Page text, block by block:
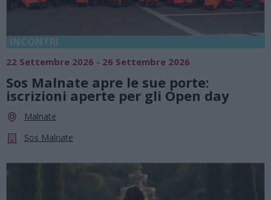
INCONTRI
22 Settembre 2026 - 26 Settembre 2026
Sos Malnate apre le sue porte:
iscrizioni aperte per gli Open day
Malnate
Sos Malnate